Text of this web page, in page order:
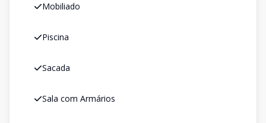
Mobiliado
Piscina
Sacada
Sala com Armários